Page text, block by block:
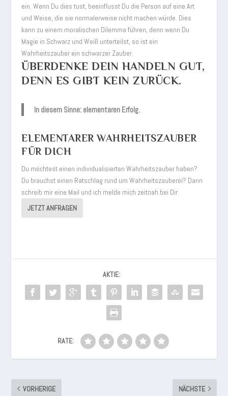
ein. Wenn Du dies tust, beeinflusst Du die Person auf eine Art
und Weise, die sie normalerweise nicht machen würde. Dies
kann zu einem moralischen Dilemma führen, denn wenn Du
Magie in Schwarz und Weiß unterteilst, so ist ein
Wahrheitszauber ein schwarzer Zauber.
ÜBERDENKE DEIN HANDELN GUT,
DENN ES GIBT KEIN ZURÜCK.
In diesem Sinne: elementaren Erfolg.
ELEMENTARER WAHRHEITSZAUBER
FÜR DICH
Du möchtest einen individualisierten Wahrheitszauber haben?
Du brauchst einen Ratschlag rund um Wahrheitszauberei? Dann
schreib mir eine Mail und ich melde mich zeitnah bei Dir.
JETZT ANFRAGEN
AKTIE:
RATE:
VORHERIGE NÄCHSTE